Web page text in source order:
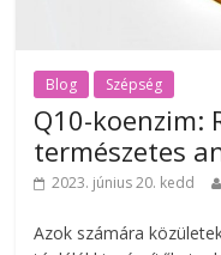
Blog Szépség
Q10-koenzim:
természetes
2023. június 20. kedd
Azok számára